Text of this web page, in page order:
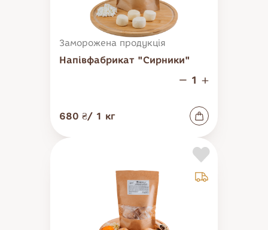
Заморожена продукція
Напівфабрикат "Сирники"
680 ₴/ 1 кг